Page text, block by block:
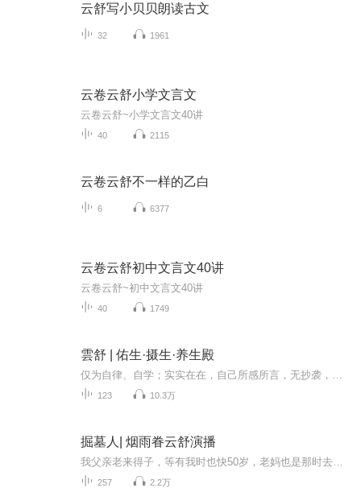
云舒写小贝贝朗读古文
32 1961
云卷云舒小学文言文
云卷云舒~小学文言文40讲
40 2115
云卷云舒不一样的乙白
6 6377
云卷云舒初中文言文40讲
云卷云舒~初中文言文40讲
40 1749
雲舒 | 佑生·摄生·养生殿
123 10.3万
掘墓人| 烟雨眷云舒演播
257 2.2万